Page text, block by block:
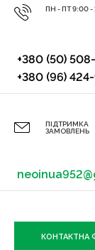
ПН - ПТ 9:00 -
+380 (50)
+380 (96)
ПІДТРИМКА
ЗАМОВЛЕНЬ
КОНТАКТНА